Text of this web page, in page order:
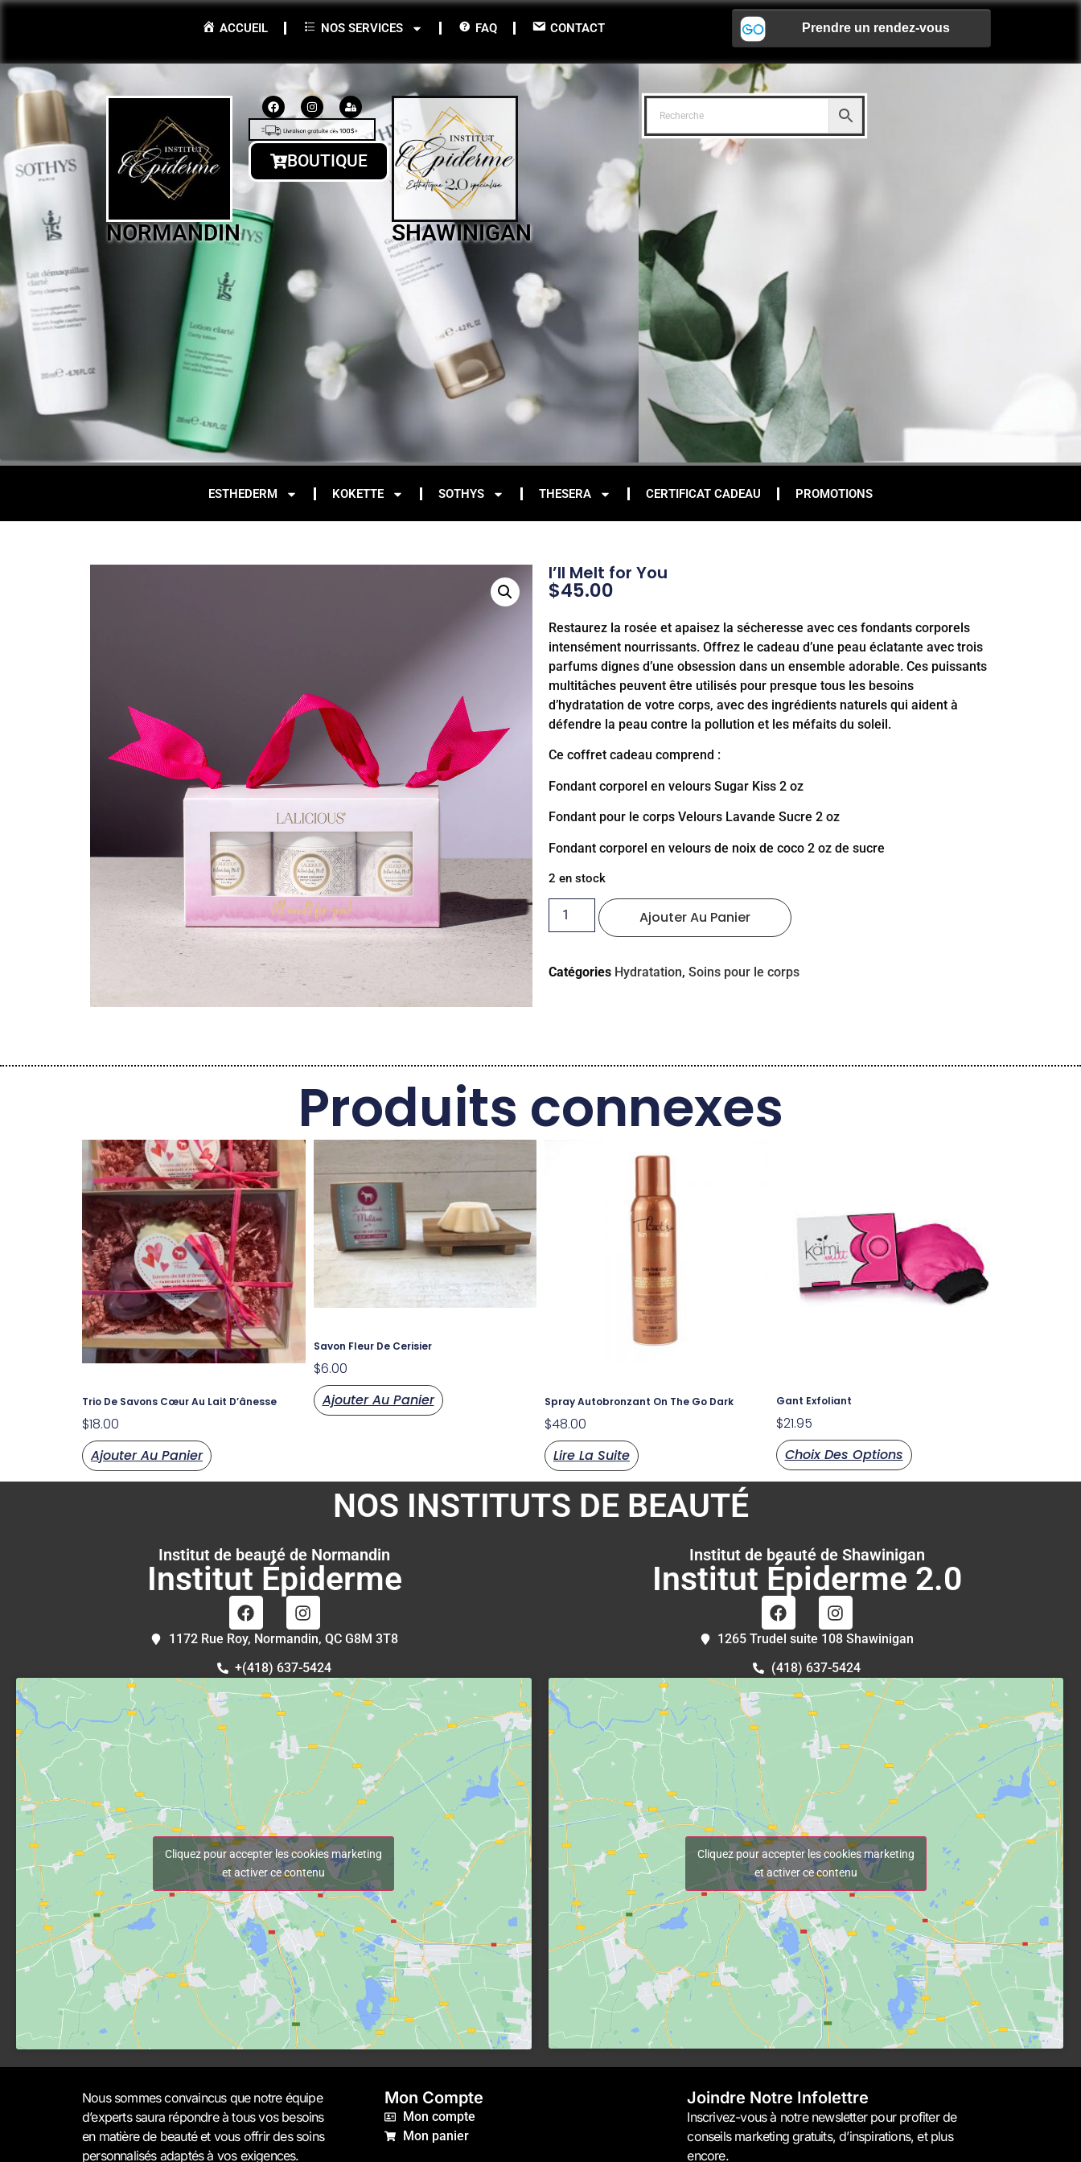
ACCUEIL NOS SERVICES FAQ CONTACT
NORMANDIN
BOUTIQUE
SHAWINIGAN
ESTHEDERM KOKETTE SOTHYS THESERA CERTIFICAT CADEAU PROMOTIONS
I’ll Melt for You
$45.00
Restaurez la rosée et apaisez la sécheresse avec ces fondants corporels
intensément nourrissants. Offrez le cadeau d’une peau éclatante avec trois
parfums dignes d’une obsession dans un ensemble adorable. Ces puissants
multitâches peuvent être utilisés pour presque tous les besoins
d’hydratation de votre corps, avec des ingrédients naturels qui aident à
défendre la peau contre la pollution et les méfaits du soleil.
Ce coffret cadeau comprend :
Fondant corporel en velours Sugar Kiss 2 oz
Fondant pour le corps Velours Lavande Sucre 2 oz
Fondant corporel en velours de noix de coco 2 oz de sucre
2 en stock
Ajouter Au Panier
Catégories Hydratation, Soins pour le corps
Produits connexes
Trio De Savons Cœur Au Lait D’ânesse
$18.00
Ajouter Au Panier
Savon Fleur De Cerisier
$6.00
Ajouter Au Panier
Spray Autobronzant On The Go Dark
$48.00
Lire La Suite
Gant Exfoliant
$21.95
Choix Des Options
NOS INSTITUTS DE BEAUTÉ
Institut de beauté de Normandin
Institut Épiderme
1172 Rue Roy, Normandin, QC G8M 3T8
+(418) 637-5424
Cliquez pour accepter les cookies marketing
et activer ce contenu
Institut de beauté de Shawinigan
Institut Épiderme 2.0
1265 Trudel suite 108 Shawinigan
(418) 637-5424
Cliquez pour accepter les cookies marketing
et activer ce contenu
Nous sommes convaincus que notre équipe
d’experts saura répondre à tous vos besoins
en matière de beauté et vous offrir des soins
personnalisés adaptés à vos exigences.
Mon Compte
Mon compte
Mon panier
Joindre Notre Infolettre
Inscrivez-vous à notre newsletter pour profiter de
conseils marketing gratuits, d’inspirations, et plus
encore.